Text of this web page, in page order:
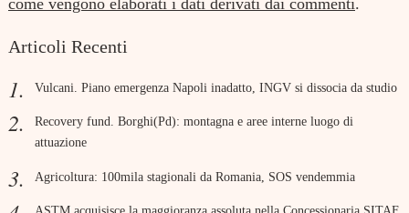
Articoli Recenti
Vulcani. Piano emergenza Napoli inadatto, INGV si dissocia da studio
Recovery fund. Borghi(Pd): montagna e aree interne luogo di
attuazione
Agricoltura: 100mila stagionali da Romania, SOS vendemmia